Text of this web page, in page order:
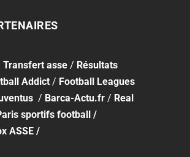
Transfert asse / Résultats
Addict / Football Leagues
/ Barca-Actu.fr / Real
sportifs football /
ASSE /